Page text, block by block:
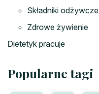
Składniki odżywcze
Zdrowe żywienie
Dietetyk pracuje
Popularne tagi